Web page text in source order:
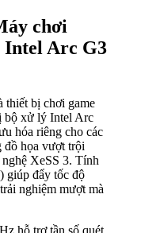
chơi
Intel Arc G3
bị chơi game
bộ xử lý Intel Arc
hóa riêng cho các
đồ họa vượt trội
XeSS 3. Tính
giúp đẩy tốc độ
nghiệm mượt mà
hỗ trợ tần số quét